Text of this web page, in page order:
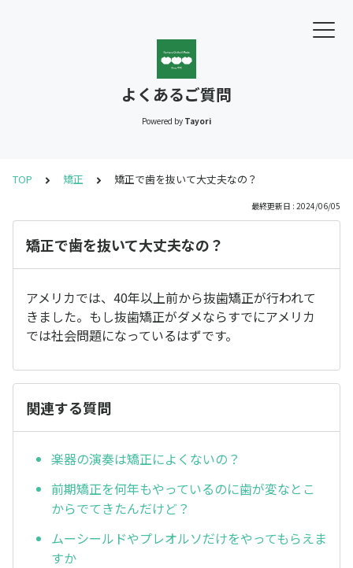
よくあるご質問
Powered by Tayori
TOP 矯正 矯正で歯を抜いて大丈夫なの？
最終更新日 : 2024/06/05
矯正で歯を抜いて大丈夫なの？
アメリカでは、40年以上前から抜歯矯正が行われて
きました。もし抜歯矯正がダメならすでにアメリカ
では社会問題になっているはずです。
関連する質問
楽器の演奏は矯正によくないの？
前期矯正を何年もやっているのに歯が変なとこ
からでてきたんだけど？
ムーシールドやプレオルソだけをやってもらえま
すか